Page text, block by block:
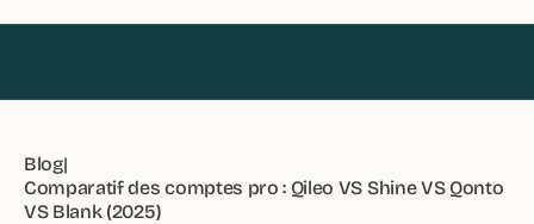
Blog|
Comparatif des comptes pro : Qileo VS Shine VS Qonto
VS Blank (2025)